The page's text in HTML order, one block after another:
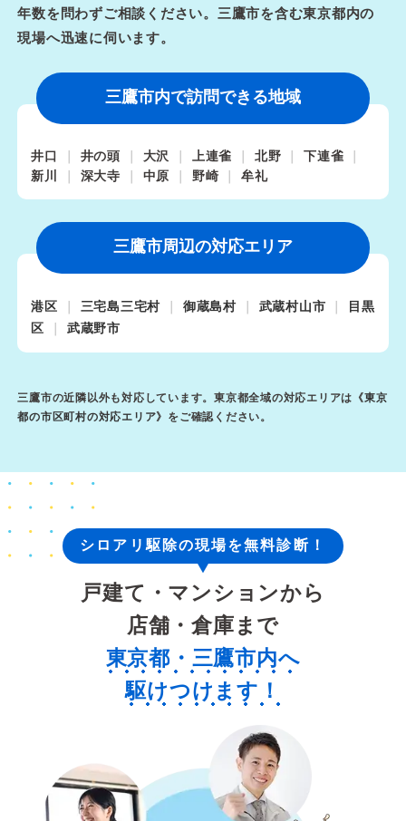
年数を問わずご相談ください。三鷹市を含む東京都内の
現場へ迅速に伺います。
三鷹市内で訪問できる地域
井口 井の頭 大沢 上連雀 北野
下連雀
新川
深大寺 中原 野崎 牟礼
三鷹市周辺の対応エリア
港区 三宅島三宅村 御蔵島村 武蔵村山市
目黒
区
武蔵野市
三鷹市の近隣以外も対応しています。東京都全域の対応エリアは《東京
都の市区町村の対応エリア》をご確認ください。
シロアリ駆除の現場を無料診断！
戸建て・マンションから
店舗・倉庫まで
東京都・三鷹市内へ
駆けつけます！